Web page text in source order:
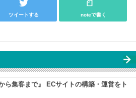
ツイートする noteで書く
ら集客まで』 ECサイトの構築・運営をト